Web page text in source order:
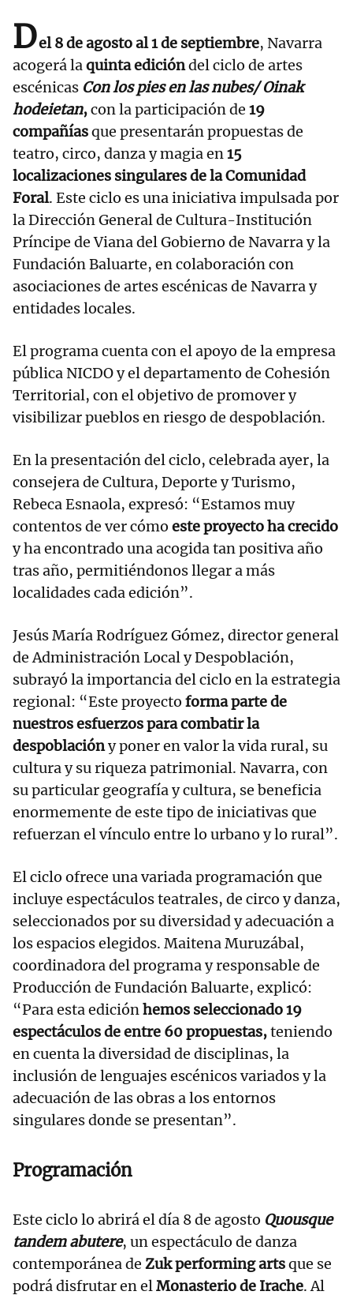
Del 8 de agosto al 1 de septiembre, Navarra
acogerá laquinta edicióndel ciclo de artes
escénicas Con los pies en las nubes/ Oinak
hodeietan,con la participación de 19
compañíasque presentarán propuestas de
teatro, circo, danza y magia en15
localizaciones singulares de la Comunidad
Foral. Este ciclo es una iniciativa impulsada por
la Dirección General de Cultura-Institución
Príncipe de Viana del Gobierno de Navarra y la
Fundación Baluarte, en colaboración con
asociaciones de artes escénicas de Navarra y
entidades locales.
El programa cuenta con el apoyo de la empresa
pública NICDO y el departamento de Cohesión
Territorial, con el objetivo de promover y
visibilizar pueblos en riesgo de despoblación.
En la presentación del ciclo, celebrada ayer, la
consejera de Cultura, Deporte y Turismo,
Rebeca Esnaola, expresó: “Estamos muy
contentos de ver cómo este proyecto ha crecido
y ha encontrado una acogida tan positiva año
tras año, permitiéndonos llegar a más
localidades cada edición”.
Jesús María Rodríguez Gómez, director general
de Administración Local y Despoblación,
subrayó la importancia del ciclo en la estrategia
regional: “Este proyecto forma parte de
nuestros esfuerzos para combatir la
despoblacióny poner en valor la vida rural, su
cultura y su riqueza patrimonial. Navarra, con
su particular geografía y cultura, se beneficia
enormemente de este tipo de iniciativas que
refuerzan el vínculo entre lo urbano y lo rural”.
El ciclo ofrece una variada programación que
incluye espectáculos teatrales, de circo y danza,
seleccionados por su diversidad y adecuación a
los espacios elegidos. Maitena Muruzábal,
coordinadora del programa y responsable de
Producción de Fundación Baluarte, explicó:
“Para esta ediciónhemos seleccionado 19
espectáculos de entre 60 propuestas,teniendo
en cuenta la diversidad de disciplinas, la
inclusión de lenguajes escénicos variados y la
adecuación de las obras a los entornos
singulares donde se presentan”.
Programación
Este ciclo lo abrirá el día 8 de agosto Quousque
tandem abutere, un espectáculo de danza
contemporánea de Zuk performing artsque se
podrá disfrutar en elMonasterio de Irache. Al